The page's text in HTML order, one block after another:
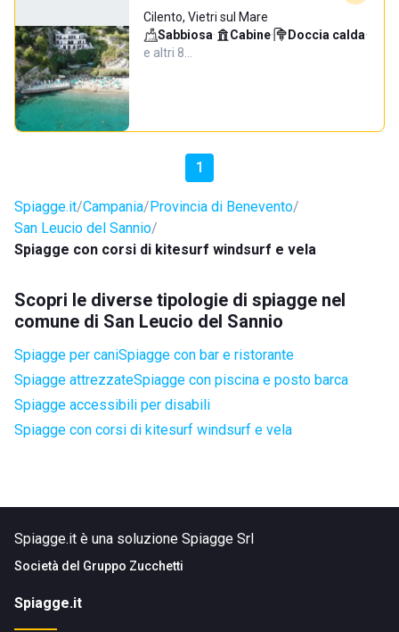
Cilento, Vietri sul Mare
Sabbiosa· Cabine· Doccia calda·
e altri 8…
1
Spiagge.it Campania Provincia di Benevento
San Leucio del Sannio
Spiagge con corsi di kitesurf windsurf e vela
Scopri le diverse tipologie di spiagge nel
comune di San Leucio del Sannio
Spiagge per caniSpiagge con bar e ristorante
Spiagge attrezzateSpiagge con piscina e posto barca
Spiagge accessibili per disabili
Spiagge con corsi di kitesurf windsurf e vela
Spiagge.it è una soluzione Spiagge Srl
Società del Gruppo Zucchetti
Spiagge.it